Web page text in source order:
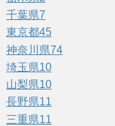
千葉県7
東京都45
神奈川県74
埼玉県10
山梨県10
長野県11
三重県11